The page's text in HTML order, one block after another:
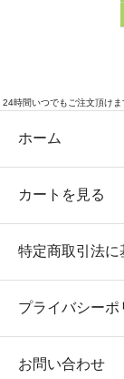
24時間いつでもご注文頂け
ホーム
カートを見る
特定商取引法に
プライバシーポ
お問い合わせ